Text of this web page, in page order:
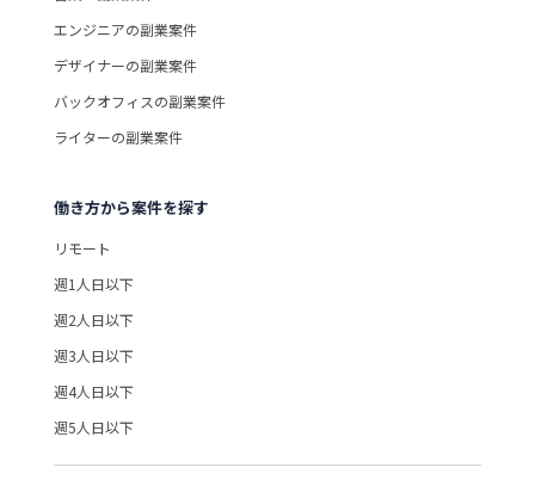
エンジニアの副業案件
デザイナーの副業案件
バックオフィスの副業案件
ライターの副業案件
働き方から案件を探す
リモート
週1人日以下
週2人日以下
週3人日以下
週4人日以下
週5人日以下